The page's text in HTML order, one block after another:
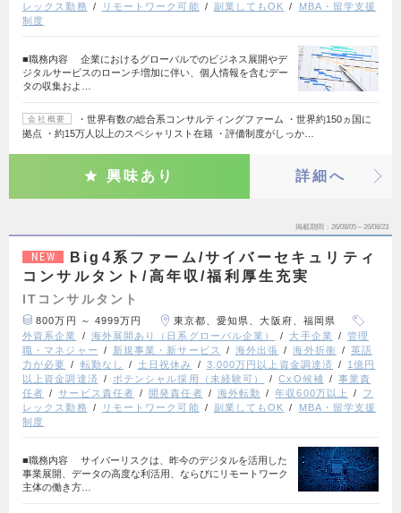
レックス勤務
リモートワーク可能 副業してもOK
MBA・留学支援
制度
■職務内容 企業におけるグローバルでのビジネス展開やデ
ジタルサービスのローンチ増加に伴い、個人情報を含むデー
タの収集およ…
会社概要
・世界有数の総合系コンサルティングファーム ・世界約150ヵ国に
拠点 ・約15万人以上のスペシャリスト在籍 ・評価制度がしっか…
興味あり 詳細へ
掲載期間 26/08/05～26/08/23
NEW
Big4系ファーム/サイバーセキュリティ
コンサルタント/高年収/福利厚生充実
ITコンサルタント
800万円 ～ 4999万円
東京都、愛知県、大阪府、福岡県
外資系企業
海外展開あり（日系グローバル企業） 大手企業
管理
職・マネジャー
新規事業・新サービス 海外出張 海外折衝
英語
力が必要
転勤なし 土日祝休み 3,000万円以上資金調達済
1億円
以上資金調達済
ポテンシャル採用（未経験可） CxO候補
事業責
任者
サービス責任者 開発責任者 海外転勤 年収600万以上
フ
レックス勤務
リモートワーク可能 副業してもOK
MBA・留学支援
制度
■職務内容 サイバーリスクは、昨今のデジタルを活用した
事業展開、データの高度な利活用、ならびにリモートワーク
主体の働き方…